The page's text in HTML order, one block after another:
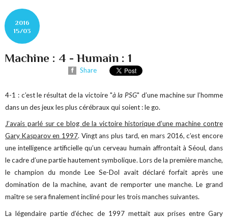
2016
15/03
Machine : 4 - Humain : 1
Share
4-1 : c’est le résultat de la victoire "à la PSG" d’une machine sur l’homme
dans un des jeux les plus cérébraux qui soient : le go.
J’avais parlé sur ce blog de la victoire historique d’une machine contre
Gary Kasparov en 1997. Vingt ans plus tard, en mars 2016, c’est encore
une intelligence artificielle qu’un cerveau humain affrontait à Séoul, dans
le cadre d’une partie hautement symbolique. Lors de la première manche,
le champion du monde Lee Se-Dol avait déclaré forfait après une
domination de la machine, avant de remporter une manche. Le grand
maître se sera finalement incliné pour les trois manches suivantes.
La légendaire partie d’échec de 1997 mettait aux prises entre Gary